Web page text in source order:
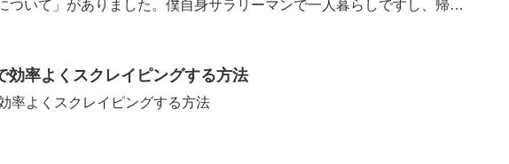
ついて」がありました。僕自身サラリーマンで一人暮らしですし、帰り
効率よくスクレイピングする方法
率よくスクレイピングする方法